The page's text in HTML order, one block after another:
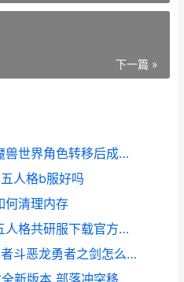
下一篇 »
魔兽转移人物显示待定 魔兽世界角色转移后成就还在吗
人格b服好吗
何清理内存
第五人格共研服福利 第五人格共研服下载官方正版
勇者斗恶龙9勇敢技能 勇者斗恶龙勇者之剑怎么获得